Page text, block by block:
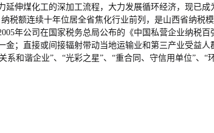
伸煤化工的深加工流程，大力发展循环经济，现已
额连续十年位居全省焦化行业前列，是山西省纳税
年公司在国家税务总局公布的《中国私营企业纳税
；直接或间接辐射带动当地运输业和第三产业受益
和谐企业”、“光彩之星”、“重合同、守信用单位”、“